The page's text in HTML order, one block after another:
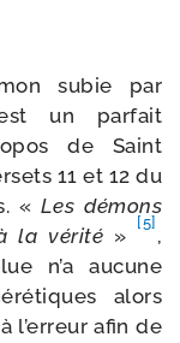
subie par
un par­fait
de Saint
11 et 12 du
« Les démons
la véri­té »
[5]
,
n’a aucune
alors
l’er­reur afin de